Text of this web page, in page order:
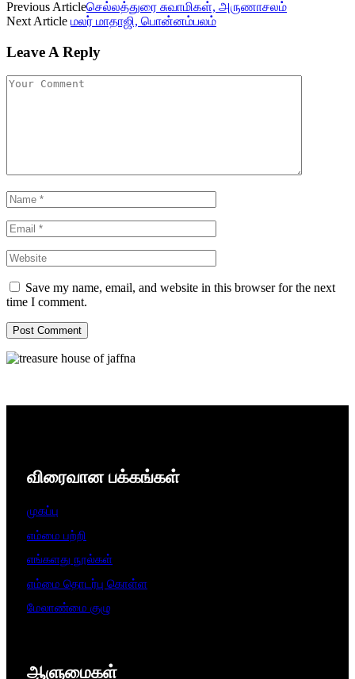
Previous Articleசெல்லத்துரை சுவாமிகள், அருணாசலம்
Next Article மலர் மாதாஜி, பொன்னம்பலம்
Leave A Reply
Save my name, email, and website in this browser for the next
time I comment.
விரைவான பக்கங்கள்
முகப்பு
எம்மை பற்றி
எங்களது நூல்கள்
எம்மை தொடர்பு கொள்ள
மேலாண்மை குழு
ஆளுமைகள்​